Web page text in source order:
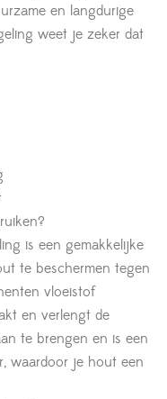
en langdurige
weet je zeker dat
is een gemakkelijke
te beschermen tegen
vloeistof
en verlengt de
te brengen en is een
waardoor je hout een